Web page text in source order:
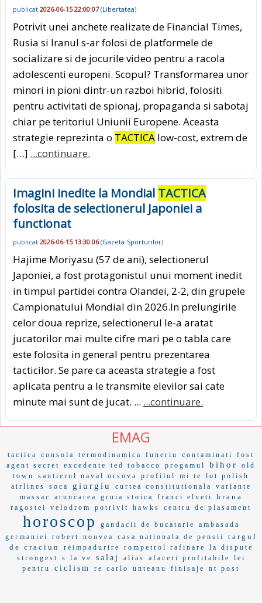
publicat 2026-06-15 22:00:07(Libertatea)
Potrivit unei anchete realizate de Financial Times,
Rusia si Iranul s-ar folosi de platformele de
socializare si de jocurile video pentru a racola
adolescenti europeni. Scopul? Transformarea unor
minori in pioni dintr-un razboi hibrid, folositi
pentru activitati de spionaj, propaganda si sabotaj
chiar pe teritoriul Uniunii Europene. Aceasta
strategie reprezinta o TACTICA low-cost, extrem de
[…] ...continuare.
Imagini inedite la Mondial TACTICA
folosita de selectionerul Japoniei a
functionat
publicat 2026-06-15 13:30:06(Gazeta-Sporturilor)
Hajime Moriyasu (57 de ani), selectionerul
Japoniei, a fost protagonistul unui moment inedit
in timpul partidei contra Olandei, 2-2, din grupele
Campionatului Mondial din 2026.In prelungirile
celor doua reprize, selectionerul le-a aratat
jucatorilor mai multe cifre mari pe o tabla care
este folosita in general pentru prezentarea
tacticilor. Se pare ca aceasta strategie a fost
aplicata pentru a le transmite elevilor sai cate
minute mai sunt de jucat. ... ...continuare.
EMAG
tactica consola termodinamica funeriu contaminati
fost
agent secret
excedente ted tobacco progamul bihor
old
town
santierul naval orsova profilul mi te
lot polish
airlines
soca giurgiu curtea constitutionala
variante
massac
aruncarea gruia stoica franci elveti hrana
ragostei velodrom potrivit hawks centru de plasament
horoscop gandacii de bucatarie
ambasada
germaniei
robert nouvea casa nationala de pensii
targul
de craciun
reimpadurire rompetrol rafinare
la dispute
strongest
s la ve salaj alias afaceri profitabile
lei
pentru
ciclism re carlo unteanu finisaje nt post